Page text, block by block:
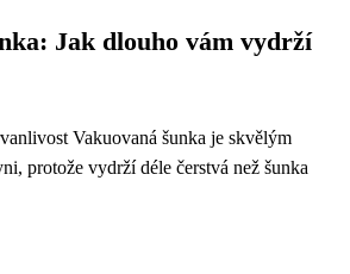
Jak dlouho vám vydrží
Vakuovaná šunka je skvělým
protože vydrží déle čerstvá než šunka